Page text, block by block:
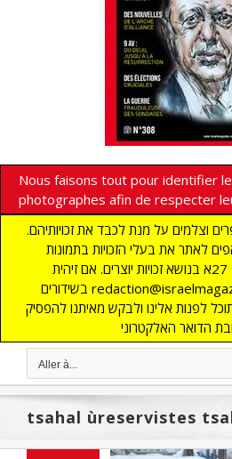
Nous faisons tout pour identifier
photographes afin de respecter
וצלמים על מנת לכבד את זכויותיהם.
לאתר את בעלי הזכויות בתמונות
המגיעות אלינו כנדרש בסעיף 27א בנושא זכויות יוצרים. אם זיהית
בשידורים redaction@israelmagazine.co.il שלנו תמונה שאתה
לפנות אלינו ולבקש מאיתנו להפסיק
הדואר האלקטרוני
Aller à...
tsahal ùreservistes